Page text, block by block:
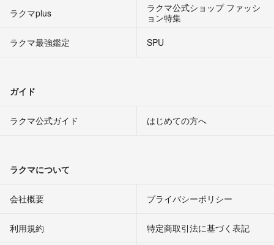
ラクマplus
ラクマ公式ショップ ファッシ
ョン特集
ラクマ最強鑑定
SPU
ガイド
ラクマ公式ガイド はじめての方へ
ラクマについて
会社概要 プライバシーポリシー
利用規約 特定商取引法に基づく表記